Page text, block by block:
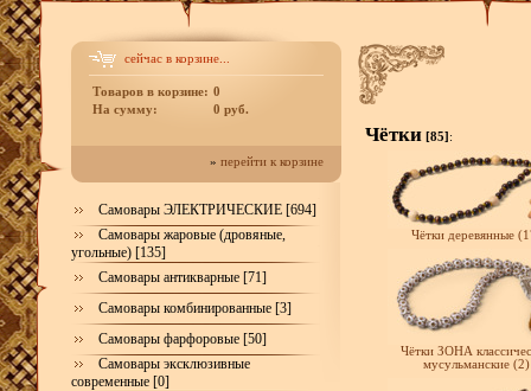
сейчас в корзине...
Товаров в корзине: 0
На сумму:
0 руб.
» перейти к корзине
Самовары ЭЛЕКТРИЧЕСКИЕ [694]
Самовары жаровые (дровяные,
угольные) [135]
Самовары антикварные [71]
Самовары комбинированные [3]
Самовары фарфоровые [50]
Самовары эксклюзивные
современные [0]
Чётки [85] :
Чётки деревянные
Чётки ЗОНА
мусульманские (2)